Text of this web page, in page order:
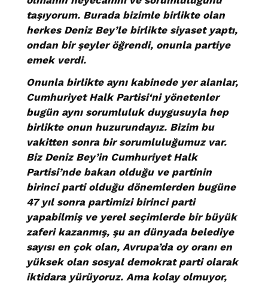
taşıyorum. Burada bizimle birlikte olan
herkes Deniz Bey’le birlikte siyaset yaptı,
ondan bir şeyler öğrendi, onunla partiye
emek verdi.
Onunla birlikte aynı kabinede yer alanlar,
Cumhuriyet Halk Partisi‘ni yönetenler
bugün aynı sorumluluk duygusuyla hep
birlikte onun huzurundayız. Bizim bu
vakitten sonra bir sorumluluğumuz var.
Biz Deniz Bey’in Cumhuriyet Halk
Partisi’nde bakan olduğu ve partinin
birinci parti olduğu dönemlerden bugüne
47 yıl sonra partimizi birinci parti
yapabilmiş ve yerel seçimlerde bir büyük
zaferi kazanmış, şu an dünyada belediye
sayısı en çok olan, Avrupa’da oy oranı en
yüksek olan sosyal demokrat parti olarak
iktidara yürüyoruz. Ama kolay olmuyor,